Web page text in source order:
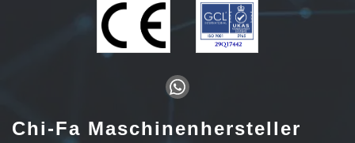
Chi-Fa Maschinenhersteller